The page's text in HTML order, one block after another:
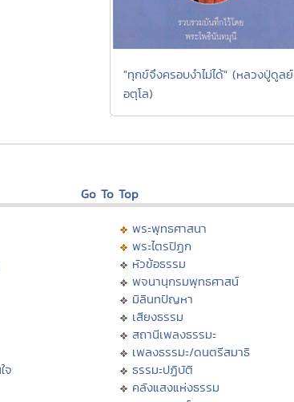
"ทุกข์จึงครอบงำไม่ได้" (หลวงปู่ดูลย์
อตุโล)
Go To Top
จ
พระพุทธศาสนา
พระไตรปิฏก
หัวข้อธรรม
พจนานุกรมพุทธศาสน์
มิลินทปัญหา
เสียงธรรม
สถานีเพลงธรรมะ
เพลงธรรมะ/ดนตรีสมาธิ
ธรรมะปฏิบัติ
คลังแสงแห่งธรรม